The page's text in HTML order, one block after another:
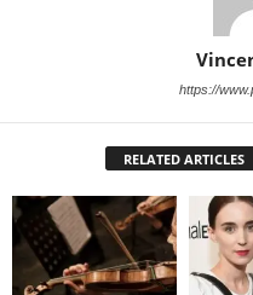
https://
RELATED ARTICLES